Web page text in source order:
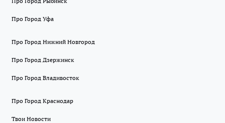
Про Город Уфа
Про Город Нижний Новгород
Про Город Дзержинск
Про Город Владивосток
Про Город Краснодар
Твои Новости